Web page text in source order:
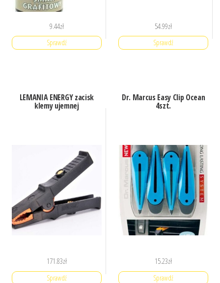
9.44zł
Sprawdź
54.99zł
Sprawdź
LEMANIA ENERGY zacisk
klemy ujemnej
171.83zł
Sprawdź
Dr. Marcus Easy Clip Ocean
4szt.
15.23zł
Sprawdź